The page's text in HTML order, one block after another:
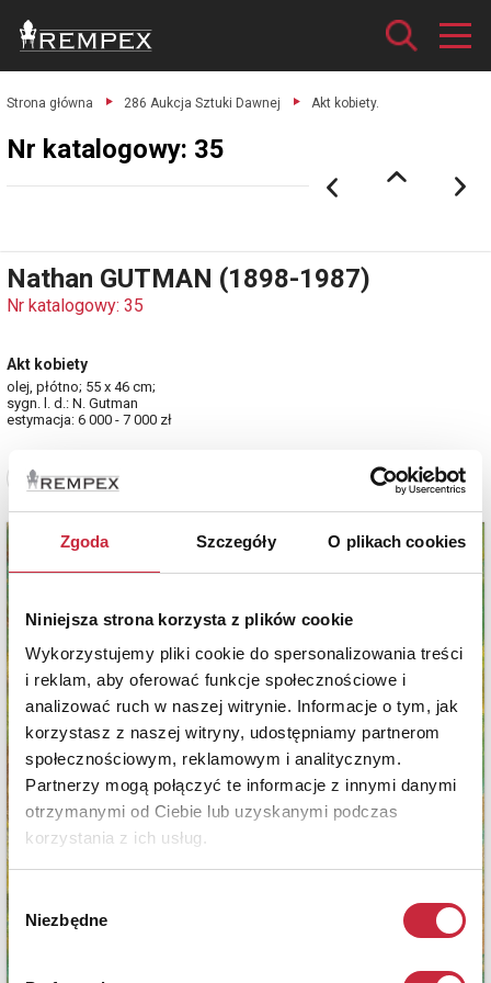
Zgoda Szczegóły O plikach cookies
Niniejsza strona korzysta z plików cookie
Wykorzystujemy pliki cookie do spersonalizowania treści
i reklam, aby oferować funkcje społecznościowe i
analizować ruch w naszej witrynie. Informacje o tym, jak
korzystasz z naszej witryny, udostępniamy partnerom
społecznościowym, reklamowym i analitycznym.
Partnerzy mogą połączyć te informacje z innymi danymi
otrzymanymi od Ciebie lub uzyskanymi podczas
korzystania z ich usług.
Wybór
zgody
Niezbędne
Strona główna 286 Aukcja Sztuki Dawnej Akt kobiety.
Nr katalogowy: 35
Nathan GUTMAN (1898-1987)
Nr katalogowy: 35
Akt kobiety
olej, płótno; 55 x 46 cm;
sygn. l. d.: N. Gutman
estymacja: 6 000 - 7 000 zł
Zobacz pełne informacje